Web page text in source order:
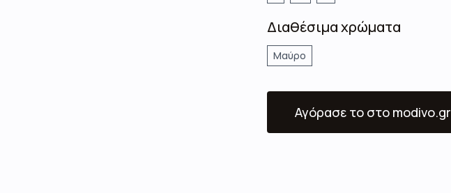
Διαθέσιμα χρώματα
Μαύρο
Αγόρασε το στο modivo.gr